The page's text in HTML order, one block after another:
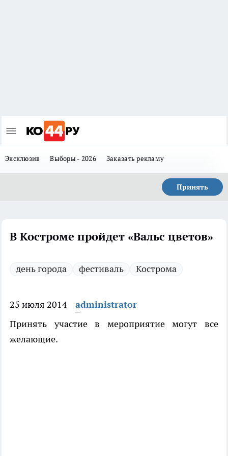
Эксклюзив Выборы - 2026 Заказать рекламу
Принять
В Костроме пройдет «Вальс цветов»
день города фестиваль Кострома
25 июля 2014
administrator
Принять участие в мероприятие могут все
желающие.